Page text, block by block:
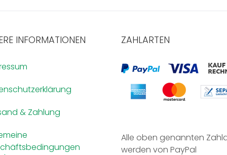
INFORMATIONEN
& Zahlung
ZAHLARTEN
Alle oben genannten
werden von PayPal